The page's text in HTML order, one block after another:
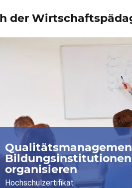
der
Bildungsinstitutionen
organisieren
Hochschulzertifikat